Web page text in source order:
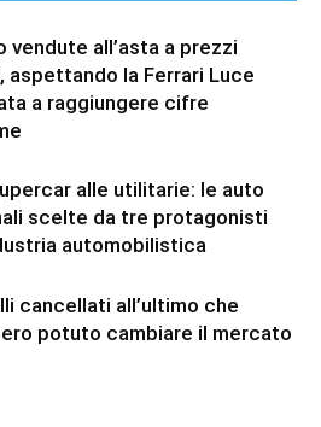
vendute all’asta a prezzi
aspettando la Ferrari Luce
a raggiungere cifre
alle utilitarie: le auto
scelte da tre protagonisti
automobilistica
cancellati all’ultimo che
potuto cambiare il mercato